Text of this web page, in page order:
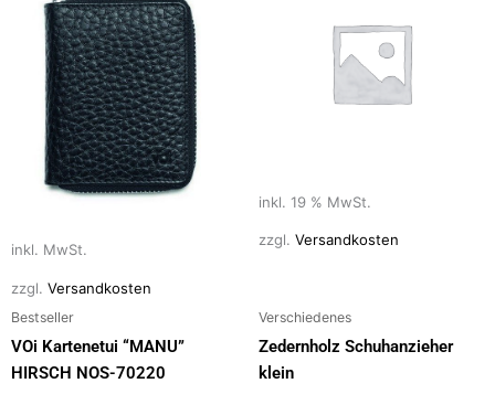
inkl. MwSt.
zzgl. Versandkosten
Bestseller
VOi Kartenetui “MANU”
HIRSCH NOS-70220
weist
mehrere
Varianten
Optionen
können
Produktseite
gewählt
inkl. 19 % MwSt.
zzgl. Versandkosten
Verschiedenes
Zedernholz Schuhanzieher
klein